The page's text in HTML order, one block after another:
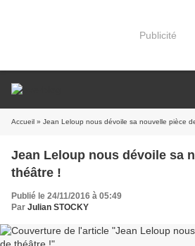
Publicité
Accueil » Jean Leloup nous dévoile sa nouvelle pièce
Jean Leloup nous dévoile sa
théâtre !
Publié le 24/11/2016 à 05:49
Par Julian STOCKY